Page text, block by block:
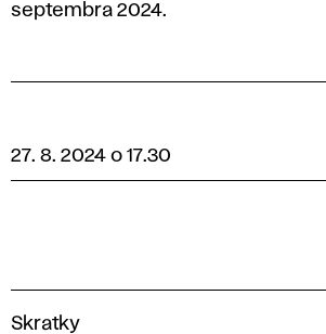
septembra 2024.
27. 8. 2024 o 17.30
V
Skratky